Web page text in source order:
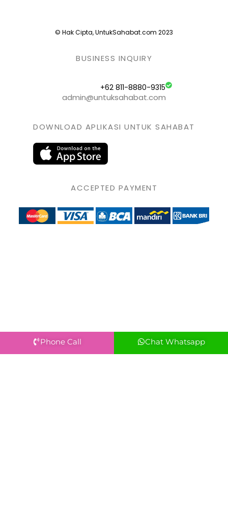
© Hak Cipta, UntukSahabat.com 2023
BUSINESS INQUIRY
+62 811-8880-9315
admin@untuksahabat.com
DOWNLOAD APLIKASI UNTUK SAHABAT
ACCEPTED PAYMENT
Phone Call Chat Whatsapp